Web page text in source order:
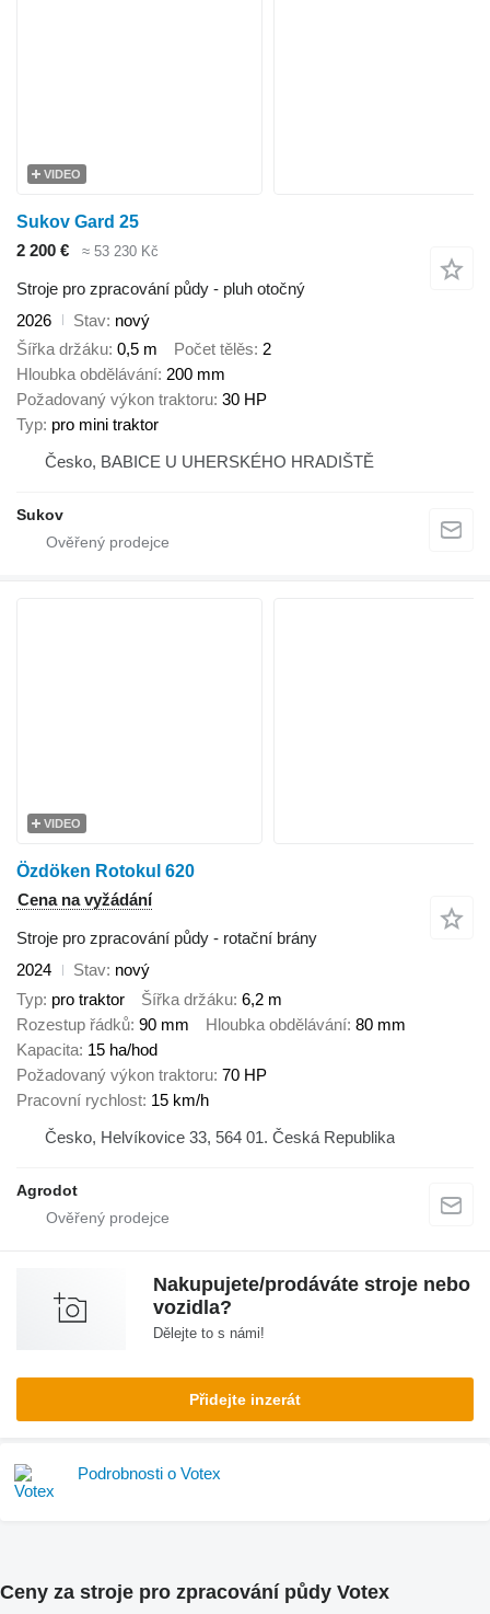
VIDEO
Sukov Gard 25
2 200 €
≈ 53 230 Kč
Stroje pro zpracování půdy - pluh otočný
2026
Stav nový
Šířka držáku 0,5 m Počet tělěs 2
Hloubka obdělávání 200 mm
Požadovaný výkon traktoru 30 HP
Typ pro mini traktor
Česko, BABICE U UHERSKÉHO HRADIŠTĚ
Sukov
VIDEO
Özdöken Rotokul 620
Cena na vyžádání
Stroje pro zpracování půdy - rotační brány
2024
Stav nový
Typ pro traktor Šířka držáku 6,2 m
Rozestup řádků 90 mm Hloubka obdělávání 80 mm
Kapacita 15 ha/hod
Požadovaný výkon traktoru 70 HP
Pracovní rychlost 15 km/h
Česko, Helvíkovice 33, 564 01. Česká Republika
Agrodot
Nakupujete/prodáváte stroje nebo
vozidla?
Dělejte to s námi!
Přidejte inzerát
Podrobnosti o Votex
Ceny za stroje pro zpracování půdy Votex